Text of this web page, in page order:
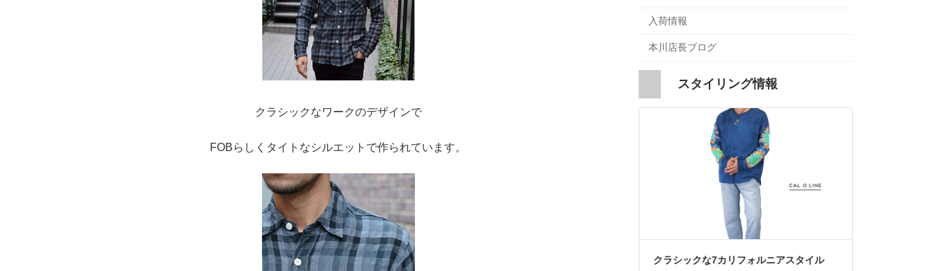
クラシックなワークのデザインで
FOBらしくタイトなシルエットで作られています。
入荷情報
本川店長ブログ
スタイリング情報
クラシックな7カリフォルニアスタイル